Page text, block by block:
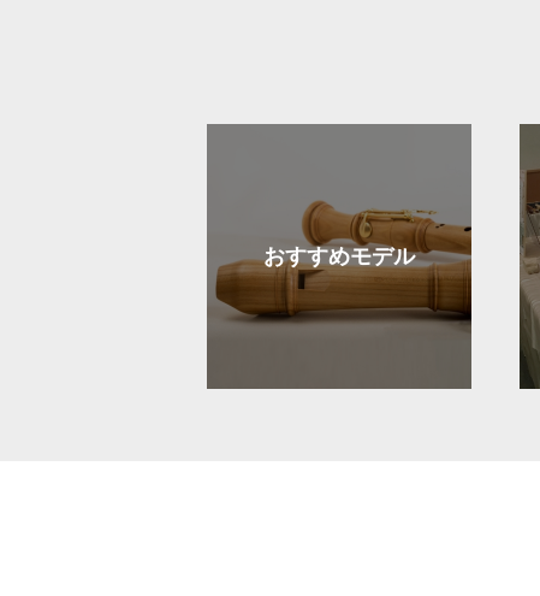
おすすめモデル